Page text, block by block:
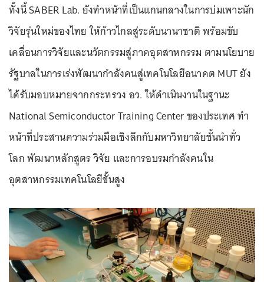
ทั้งนี้ SABER Lab. ยังทำหน้าที่เป็นแกนกลางในการบ่มเพาะนัก
วิจัยรุ่นใหม่ของไทย ให้ก้าวไกลสู่ระดับนานาชาติ พร้อมขับ
เคลื่อนการวิจัยและนวัตกรรมสู่ภาคอุตสาหกรรม ตามนโยบาย
รัฐบาลในการเร่งพัฒนากำลังคนสู่เทคโนโลยีอนาคต MUT ยัง
ได้รับมอบหมายจากกระทรวง อว. ให้ดำเนินงานในฐานะ
National Semiconductor Training Center ของประเทศ ทำ
หน้าที่ประสานความร่วมมือเชิงลึกกับมหาวิทยาลัยชั้นนำทั่ว
โลก พัฒนาหลักสูตร วิจัย และการอบรมกำลังคนใน
อุตสาหกรรมเทคโนโลยีขั้นสูง